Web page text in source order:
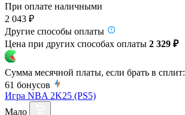
При оплате наличными
2 043 ₽
Другие способы оплаты
Цена при других способах оплаты 2 329 ₽
Сумма месячной платы, если брать в сплит:
61 бонусов
Игра NBA 2K25 (PS5)
Мало